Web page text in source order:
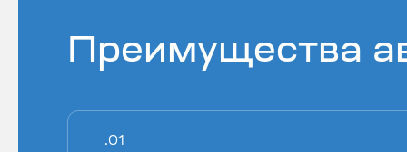
Преимущества